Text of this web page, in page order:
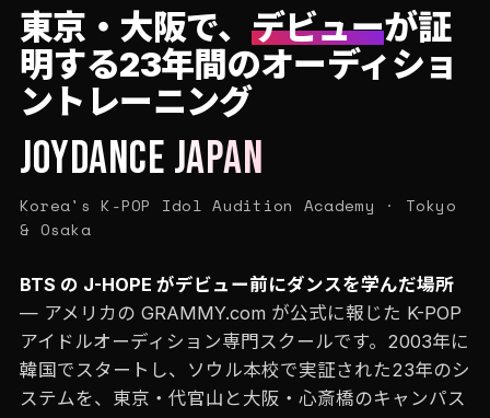
東京・大阪で、 デビューが証
明する23年間のオーディショ
ントレーニング
JOYDANCE JAPAN
Korea's K-POP Idol Audition Academy · Tokyo
& Osaka
BTS の J-HOPE がデビュー前にダンスを学んだ場所
— アメリカの GRAMMY.com が公式に報じた K-POP
アイドルオーディション専門スクールです。2003年に
韓国でスタートし、ソウル本校で実証された23年のシ
ステムを、東京・代官山と大阪・心斎橋のキャンパス